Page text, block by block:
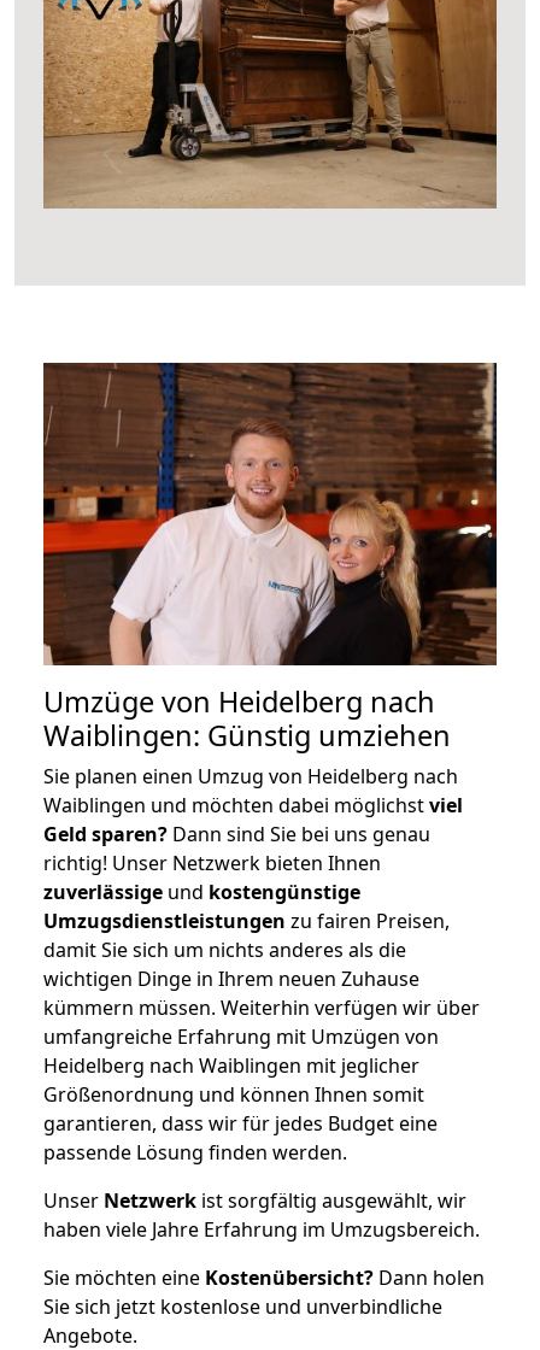
Umzüge von Heidelberg nach
Waiblingen: Günstig umziehen
Sie planen einen Umzug von Heidelberg nach
Waiblingen und möchten dabei möglichstviel
Geld sparen? Dann sind Sie bei uns genau
richtig! Unser Netzwerk bieten Ihnen
zuverlässige und kostengünstige
Umzugsdienstleistungen zu fairen Preisen,
damit Sie sich um nichts anderes als die
wichtigen Dinge in Ihrem neuen Zuhause
kümmern müssen. Weiterhin verfügen wir über
umfangreiche Erfahrung mit Umzügen von
Heidelberg nach Waiblingen mit jeglicher
Größenordnung und können Ihnen somit
garantieren, dass wir für jedes Budget eine
passende Lösung finden werden.
Unser Netzwerk ist sorgfältig ausgewählt, wir
haben viele Jahre Erfahrung im Umzugsbereich.
Sie möchten eine Kostenübersicht? Dann holen
Sie sich jetzt kostenlose und unverbindliche
Angebote.